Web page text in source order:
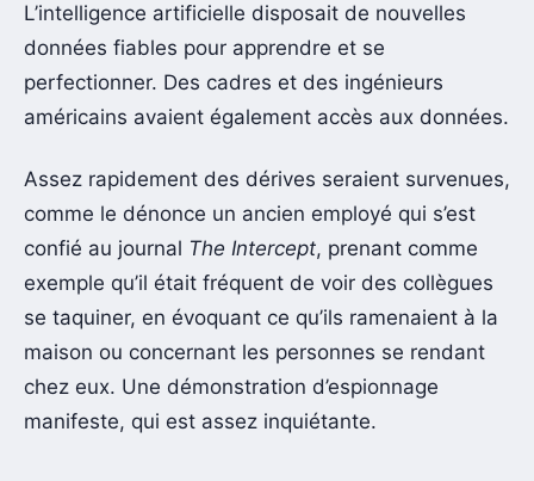
L’intelligence artificielle disposait de nouvelles
données fiables pour apprendre et se
perfectionner. Des cadres et des ingénieurs
américains avaient également accès aux données.
Assez rapidement des dérives seraient survenues,
comme le dénonce un ancien employé qui s’est
confié au journal The Intercept, prenant comme
exemple qu’il était fréquent de voir des collègues
se taquiner, en évoquant ce qu’ils ramenaient à la
maison ou concernant les personnes se rendant
chez eux. Une démonstration d’espionnage
manifeste, qui est assez inquiétante.